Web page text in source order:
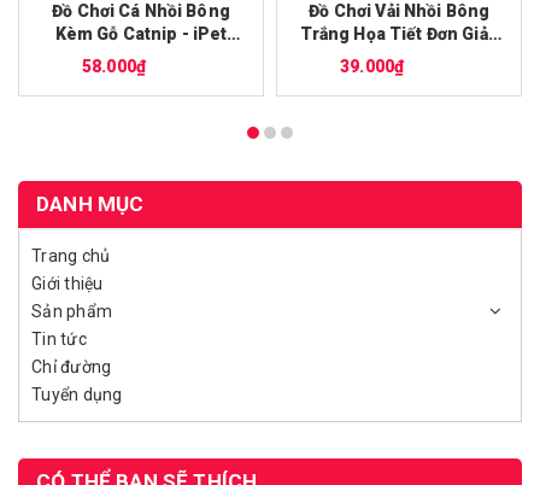
Đồ Chơi Cá Nhồi Bông
Kèm Gỗ Catnip - iPet
Shop
58.000₫
Đồ Chơi Vải Nhồi Bông
Trắng Họa Tiết Đơn Giản
- iPet Shop
39.000₫
DANH MỤC
Trang chủ
Giới thiệu
Sản phẩm
Tin tức
Chỉ đường
Tuyển dụng